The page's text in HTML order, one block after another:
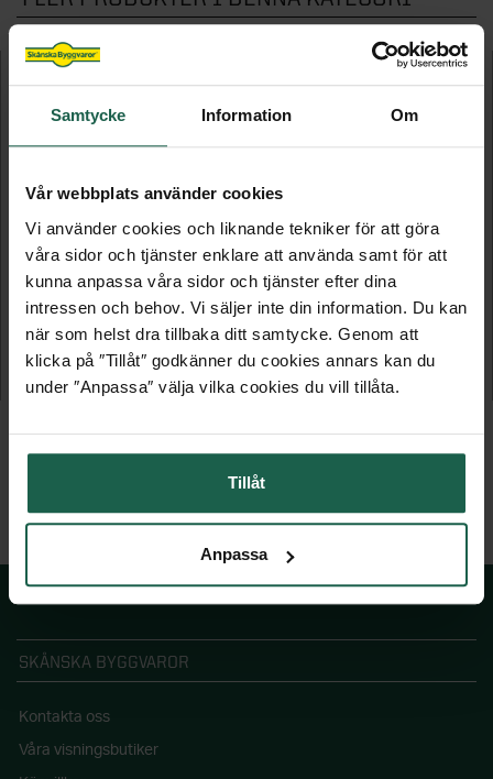
Samtycke Information Om
Vår webbplats använder cookies
Vi använder cookies och liknande tekniker för att göra
våra sidor och tjänster enklare att använda samt för att
kunna anpassa våra sidor och tjänster efter dina
intressen och behov. Vi säljer inte din information. Du kan
när som helst dra tillbaka ditt samtycke. Genom att
klicka på ″Tillåt″ godkänner du cookies annars kan du
under ″Anpassa″ välja vilka cookies du vill tillåta.
Tillåt
Anpassa
INREDNING MIX
Byråsidor till Lådsektion Låg
620 kr
INREDNING MIX
Byråsidor till Lådsektion Hög
760 kr
SKÅNSKA BYGGVAROR
Kontakta oss
Våra visningsbutiker